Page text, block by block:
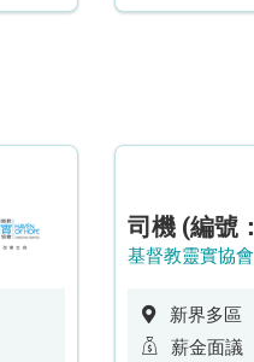
基督教靈實協會
新界多區
薪金面議